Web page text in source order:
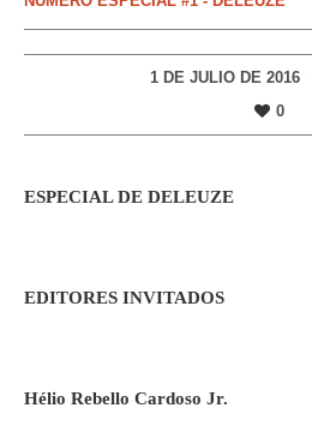
1 DE JULIO DE 2016
0
ESPECIAL DE DELEUZE
EDITORES INVITADOS
Hélio Rebello Cardoso Jr.